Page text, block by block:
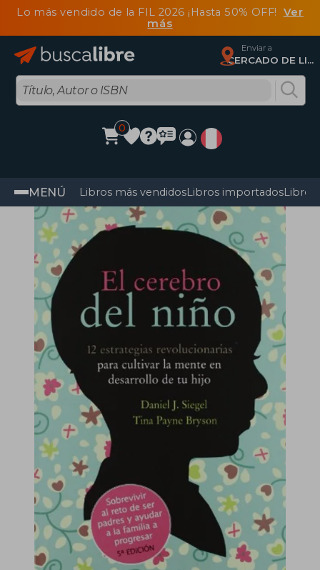
Lo más vendido de la FIL 2026 ¡Hasta 50% OFF! Ver
más
Enviar a
CERCADO DE LIMA, Lima
0
MENÚ Libros más vendidosLibros importadosLibros